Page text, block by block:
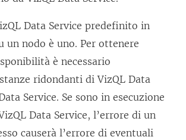
Data Service predefinito in
un nodo è uno. Per ottenere
è necessario
ridondanti di VizQL Data
Service. Se sono in esecuzione
Data Service, l’errore di un
causerà l’errore di eventuali